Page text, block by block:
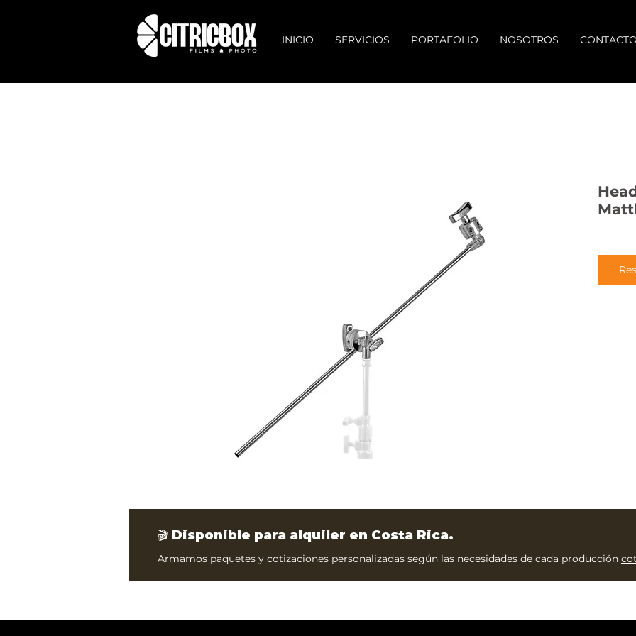
INICIO SERVICIOS PORTAFOLIO NOSOTROS CONTACTO
🎬 Disponible para alquiler en Costa Rica.
Armamos paquetes y cotizaciones personalizadas según las necesidades de cada producción